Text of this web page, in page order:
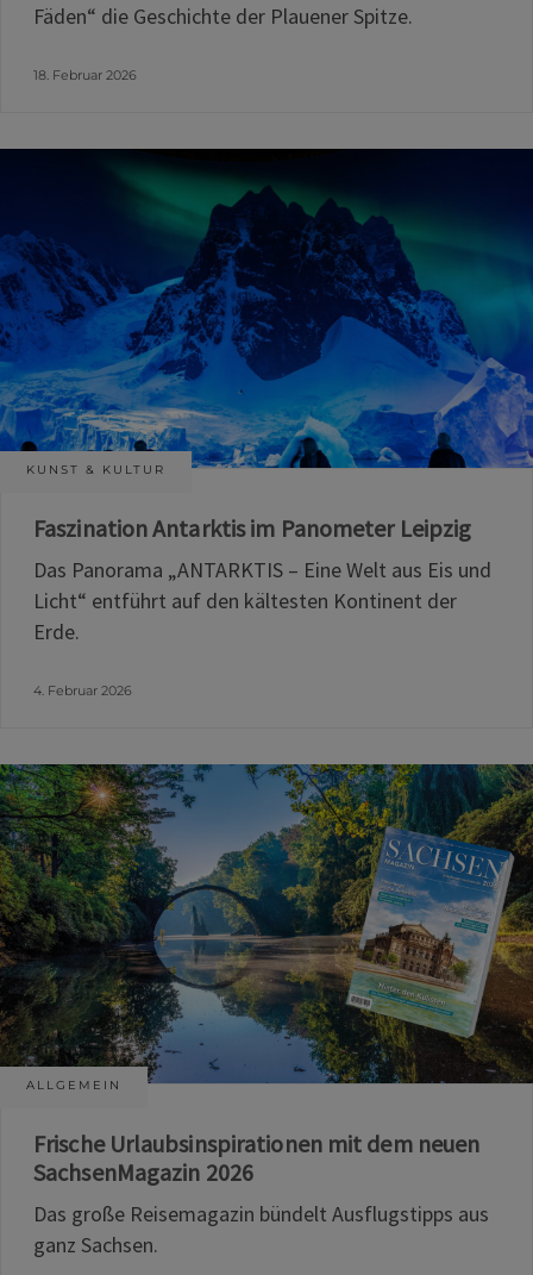
Fäden“ die Geschichte der Plauener Spitze.
18. Februar 2026
KUNST & KULTUR
Faszination Antarktis im Panometer Leipzig
Das Panorama „ANTARKTIS – Eine Welt aus Eis und
Licht“ entführt auf den kältesten Kontinent der
Erde.
4. Februar 2026
ALLGEMEIN
Frische Urlaubsinspirationen mit dem neuen
SachsenMagazin 2026
Das große Reisemagazin bündelt Ausflugstipps aus
ganz Sachsen.